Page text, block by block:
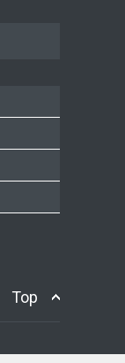
Top